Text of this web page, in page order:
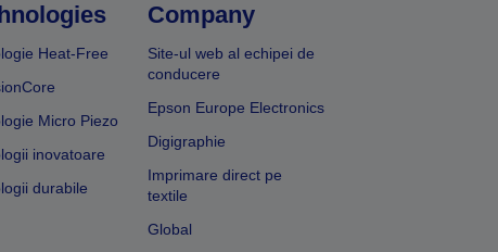
Heat-Free
Micro Piezo
inovatoare
durabile
Company
Site-ul web al echipei de
conducere
Epson Europe Electronics
Digigraphie
Imprimare direct pe
textile
Global